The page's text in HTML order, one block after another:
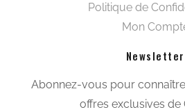
Politique de
Mon
Newsletter
Abonnez-vous pour
offres exclusives de